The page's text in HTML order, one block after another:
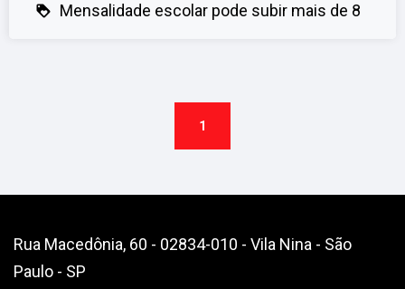
Mensalidade escolar pode subir mais de 8
1
Rua Macedônia, 60 - 02834-010 - Vila Nina - São
Paulo - SP